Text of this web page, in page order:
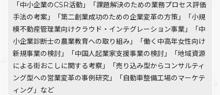
「中小企業のCSR活動」「課題解決のための業務プロセス評価
手法の考案」「第二創業成功のための企業変革の方策」「小規
模不動産管理業向けクラウド・インテグレーション事業」「中
小企業診断士の農業教育への取り組み」「働く中高年女性向け
新規事業の検討」「中国人起業家支援事業の検討」「地域資源
による街おこしに関する考察」「売り込み型からコンサルティ
ング型への営業変革の事例研究」「自動車整備工場のマーケテ
ィング」など